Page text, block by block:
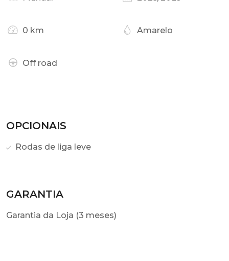
0 km Amarelo
Off road
OPCIONAIS
Rodas de liga leve
GARANTIA
Garantia da Loja (3 meses)